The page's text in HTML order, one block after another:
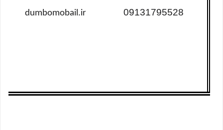
dumbomobail.ir